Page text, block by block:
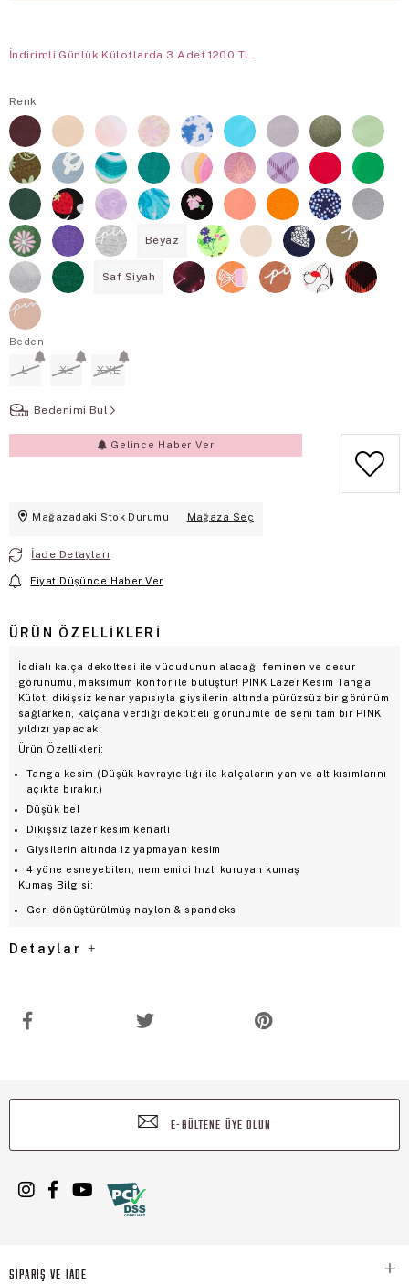
İndirimli Günlük Külotlarda 3 Adet 1200 TL
Renk
Beyaz
Saf Siyah
Beden
L XL XXL
Bedenimi Bul
Gelince Haber Ver
Mağazadaki Stok Durumu Mağaza Seç
İade Detayları
Fiyat Düşünce Haber Ver
ÜRÜN ÖZELLIKLERI
İddialı kalça dekoltesi ile vücudunun alacağı feminen ve cesur
görünümü, maksimum konfor ile buluştur! PINK Lazer Kesim Tanga
Külot, dikişsiz kenar yapısıyla giysilerin altında pürüzsüz bir görünüm
sağlarken, kalçana verdiği dekolteli görünümle de seni tam bir PINK
yıldızı yapacak!
Ürün Özellikleri:
Tanga kesim (Düşük kavrayıcılığı ile kalçaların yan ve alt kısımlarını
açıkta bırakır.)
Düşük bel
Dikişsiz lazer kesim kenarlı
Giysilerin altında iz yapmayan kesim
4 yöne esneyebilen, nem emici hızlı kuruyan kumaş
Kumaş Bilgisi:
Geri dönüştürülmüş naylon & spandeks
Detaylar
E-BÜLTENE ÜYE OLUN
SİPARİŞ VE İADE